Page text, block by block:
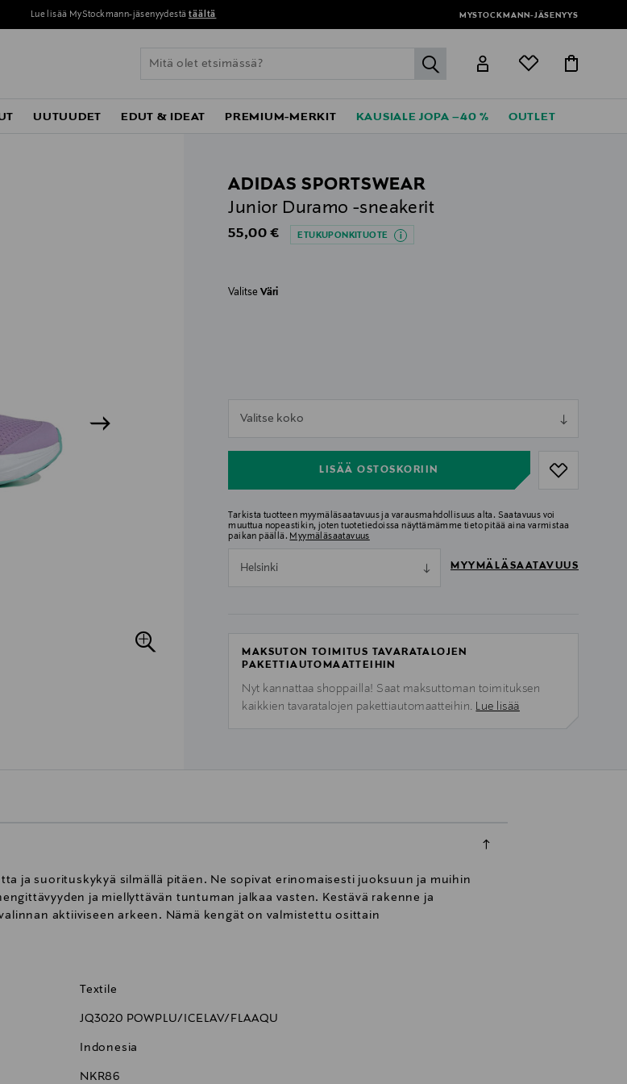
Lue lisää MyStockmann-jäsenyydestä täältä MYSTOCKMANN-JÄSENYYS
label.header.go
UUTUUDET EDUT & IDEAT PREMIUM-MERKIT KAUSIALE JOPA –40 % OUTLET
ADIDAS SPORTSWEAR
Junior Duramo -sneakerit
Original Price
55,00 € ETUKUPONKITUOTE
ValitseVäri
Valitse koko
LISÄÄ OSTOSKORIIN
Tarkista tuotteen myymäläsaatavuus ja varausmahdollisuus alta. Saatavuus voi
muuttua nopeastikin, joten tuotetiedoissa näyttämämme tieto pitää aina varmistaa
paikan päällä. Myymäläsaatavuus
Helsinki MYYMÄLÄSAATAVUUS
MAKSUTON TOIMITUS TAVARATALOJEN
PAKETTIAUTOMAATTEIHIN
Nyt kannattaa shoppailla! Saat maksuttoman toimituksen
kaikkien tavaratalojen pakettiautomaatteihin. Lue lisää
ja suorituskykyä silmällä pitäen. Ne sopivat erinomaisesti juoksuun ja muihin
ja miellyttävän tuntuman jalkaa vasten. Kestävä rakenne ja
aktiiviseen arkeen. Nämä kengät on valmistettu osittain
Textile
JQ3020 POWPLU/ICELAV/FLAAQU
Indonesia
NKR86